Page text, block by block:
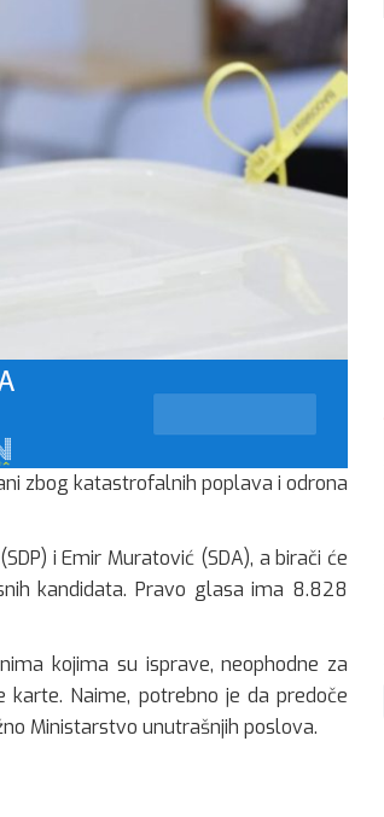
zbog katastrofalnih poplava i odrona
i Emir Muratović (SDA), a birači će
kandidata. Pravo glasa ima 8.828
kojima su isprave, neophodne za
Naime, potrebno je da predoče
Ministarstvo unutrašnjih poslova.